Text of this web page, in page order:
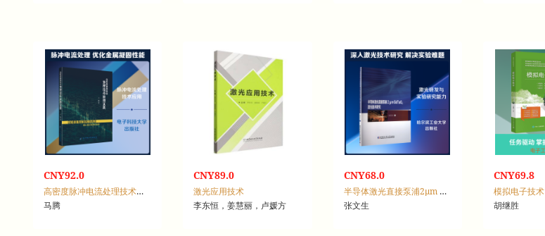
CNY92.0
高密度脉冲电流处理技术应用实践
马腾
CNY89.0
激光应用技术
李东恒，姜慧丽，卢媛方
CNY68.0
半导体激光直接泵浦2μm GdTaO4激光技术研究
张文生
CNY69.8
模拟电子技术
胡继胜